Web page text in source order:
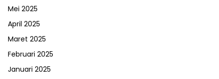
Mei 2025
April 2025
Maret 2025
Februari 2025
Januari 2025